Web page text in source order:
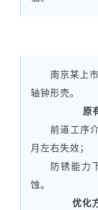
南京某上
轴钟形壳。
原
前道工序
月左右失效；
防锈能力
蚀。
优化